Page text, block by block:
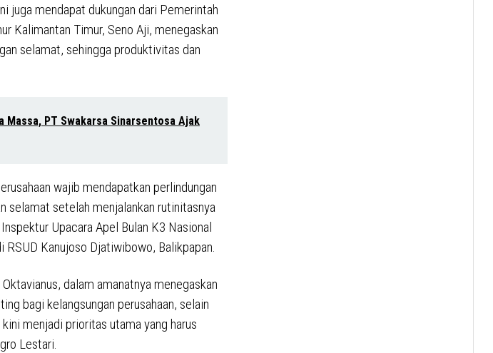
juga mendapat dukungan dari Pemerintah
Kalimantan Timur, Seno Aji, menegaskan
selamat, sehingga produktivitas dan
Massa, PT Swakarsa Sinarsentosa Ajak
wajib mendapatkan perlindungan
selamat setelah menjalankan rutinitasnya
Upacara Apel Bulan K3 Nasional
Kanujoso Djatiwibowo, Balikpapan.
dalam amanatnya menegaskan
bagi kelangsungan perusahaan, selain
menjadi prioritas utama yang harus
Lestari.